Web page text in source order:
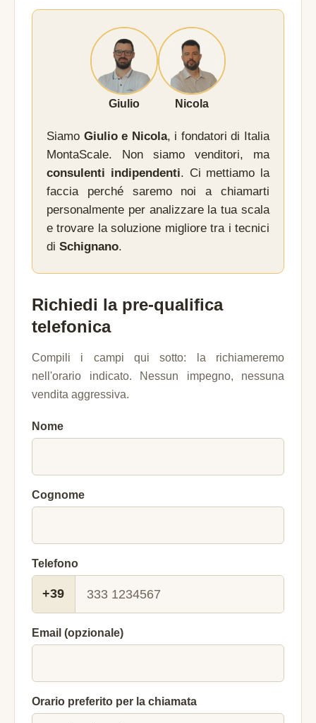
Giulio Nicola
Siamo Giulio e Nicola, i fondatori di Italia
MontaScale. Non siamo venditori, ma
consulenti indipendenti. Ci mettiamo la
faccia perché saremo noi a chiamarti
personalmente per analizzare la tua scala
e trovare la soluzione migliore tra i tecnici
di Schignano.
Richiedi la pre-qualifica
telefonica
Compili i campi qui sotto: la richiameremo
nell'orario indicato. Nessun impegno, nessuna
vendita aggressiva.
Nome
Cognome
Telefono
+39
Email (opzionale)
Orario preferito per la chiamata